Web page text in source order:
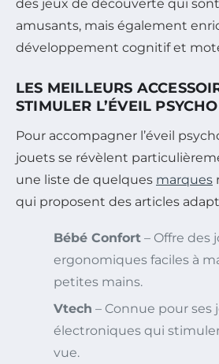
des jeux de découverte qui
amusants, mais également
développement cognitif et
LES MEILLEURS
STIMULER L’ÉVEIL
Pour accompagner l’éveil
jouets se révèlent
une liste de quelques marques
qui proposent des articles
Bébé Confort – Offre des
ergonomiques faciles à
petites mains.
Vtech – Connue pour ses
électroniques qui
vue.